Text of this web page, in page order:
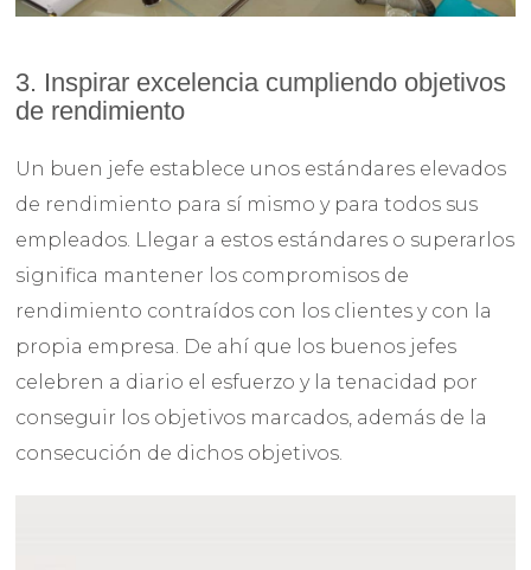
3. Inspirar excelencia cumpliendo objetivos
de rendimiento
Un buen jefe establece unos estándares elevados
de rendimiento para sí mismo y para todos sus
empleados. Llegar a estos estándares o superarlos
significa mantener los compromisos de
rendimiento contraídos con los clientes y con la
propia empresa. De ahí que los buenos jefes
celebren a diario el esfuerzo y la tenacidad por
conseguir los objetivos marcados, además de la
consecución de dichos objetivos.